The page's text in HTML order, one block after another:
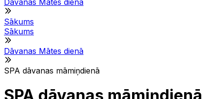
Sākums
Sākums
Dāvanas Mātes dienā
SPA dāvanas māmiņdienā